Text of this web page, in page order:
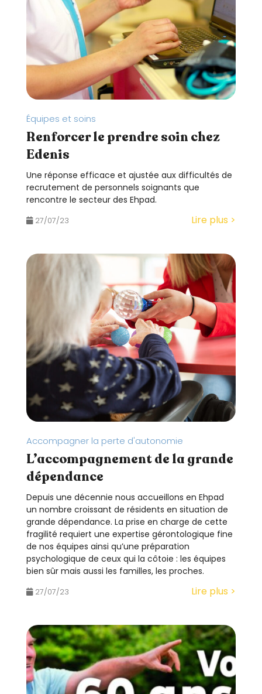
Équipes et soins
Renforcer le prendre soin chez
Edenis
Une réponse efficace et ajustée aux difficultés de
recrutement de personnels soignants que
rencontre le secteur des Ehpad.
27/07/23 Lire plus >
Accompagner la perte d'autonomie
L’accompagnement de la grande
dépendance
Depuis une décennie nous accueillons en Ehpad
un nombre croissant de résidents en situation de
grande dépendance. La prise en charge de cette
fragilité requiert une expertise gérontologique fine
de nos équipes ainsi qu’une préparation
psychologique de ceux qui la côtoie : les équipes
bien sûr mais aussi les familles, les proches.
27/07/23 Lire plus >